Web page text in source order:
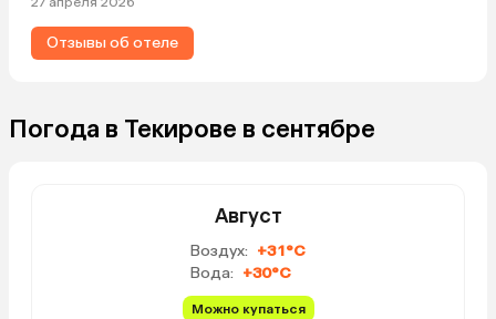
даже номер дали тот, который
был в декабре 2025, похвально,
Отзывы об отеле
Погода в Текирове в сентябре
Август
Воздух: +31°C
Вода: +30°C
Можно купаться